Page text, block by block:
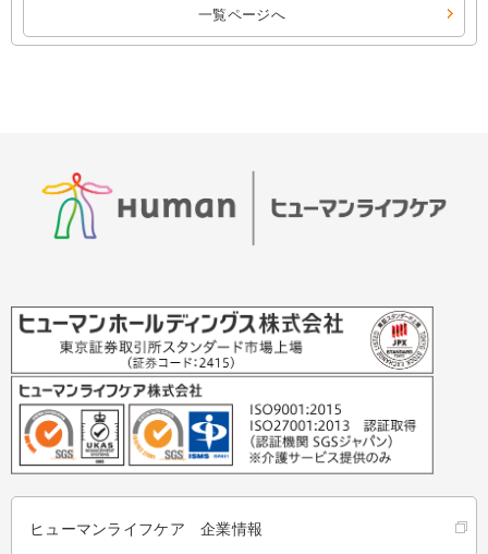
一覧ページへ
ヒューマンライフケア 企業情報